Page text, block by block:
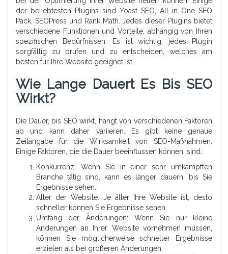
der beliebtesten Plugins sind Yoast SEO, All in One SEO
Pack, SEOPress und Rank Math. Jedes dieser Plugins bietet
verschiedene Funktionen und Vorteile, abhängig von Ihren
spezifischen Bedürfnissen. Es ist wichtig, jedes Plugin
sorgfältig zu prüfen und zu entscheiden, welches am
besten für Ihre Website geeignet ist.
Wie Lange Dauert Es Bis SEO
Wirkt?
Die Dauer, bis SEO wirkt, hängt von verschiedenen Faktoren
ab und kann daher variieren. Es gibt keine genaue
Zeitangabe für die Wirksamkeit von SEO-Maßnahmen.
Einige Faktoren, die die Dauer beeinflussen können, sind:
Konkurrenz: Wenn Sie in einer sehr umkämpften
Branche tätig sind, kann es länger dauern, bis Sie
Ergebnisse sehen.
Alter der Website: Je älter Ihre Website ist, desto
schneller können Sie Ergebnisse sehen.
Umfang der Änderungen: Wenn Sie nur kleine
Änderungen an Ihrer Website vornehmen müssen,
können Sie möglicherweise schneller Ergebnisse
erzielen als bei größeren Änderungen.